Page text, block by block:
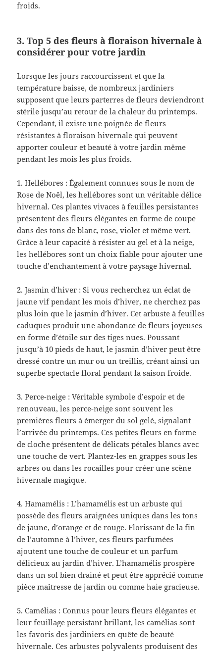
froids.
3. Top 5 des fleurs à floraison hivernale à
considérer pour votre jardin
Lorsque les jours raccourcissent et que la
température baisse, de nombreux jardiniers
supposent que leurs parterres de fleurs deviendront
stérile jusqu’au retour de la chaleur du printemps.
Cependant, il existe une poignée de fleurs
résistantes à floraison hivernale qui peuvent
apporter couleur et beauté à votre jardin même
pendant les mois les plus froids.
1. Hellébores : Également connues sous le nom de
Rose de Noël, les hellébores sont un véritable délice
hivernal. Ces plantes vivaces à feuilles persistantes
présentent des fleurs élégantes en forme de coupe
dans des tons de blanc, rose, violet et même vert.
Grâce à leur capacité à résister au gel et à la neige,
les hellébores sont un choix fiable pour ajouter une
touche d’enchantement à votre paysage hivernal.
2. Jasmin d’hiver : Si vous recherchez un éclat de
jaune vif pendant les mois d’hiver, ne cherchez pas
plus loin que le jasmin d’hiver. Cet arbuste à feuilles
caduques produit une abondance de fleurs joyeuses
en forme d’étoile sur des tiges nues. Poussant
jusqu’à 10 pieds de haut, le jasmin d’hiver peut être
dressé contre un mur ou un treillis, créant ainsi un
superbe spectacle floral pendant la saison froide.
3. Perce-neige : Véritable symbole d’espoir et de
renouveau, les perce-neige sont souvent les
premières fleurs à émerger du sol gelé, signalant
l’arrivée du printemps. Ces petites fleurs en forme
de cloche présentent de délicats pétales blancs avec
une touche de vert. Plantez-les en grappes sous les
arbres ou dans les rocailles pour créer une scène
hivernale magique.
4. Hamamélis : L’hamamélis est un arbuste qui
possède des fleurs araignées uniques dans les tons
de jaune, d’orange et de rouge. Florissant de la fin
de l’automne à l’hiver, ces fleurs parfumées
ajoutent une touche de couleur et un parfum
délicieux au jardin d’hiver. L’hamamélis prospère
dans un sol bien drainé et peut être apprécié comme
pièce maîtresse de jardin ou comme haie gracieuse.
5. Camélias : Connus pour leurs fleurs élégantes et
leur feuillage persistant brillant, les camélias sont
les favoris des jardiniers en quête de beauté
hivernale. Ces arbustes polyvalents produisent des